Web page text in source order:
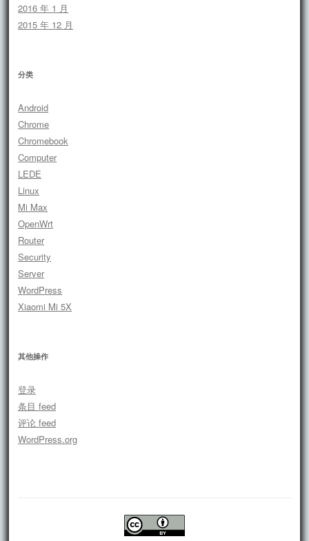
2016 年 1 月
2015 年 12 月
分类
Android
Chrome
Chromebook
Computer
LEDE
Linux
Mi Max
OpenWrt
Router
Security
Server
WordPress
Xiaomi Mi 5X
其他操作
登录
条目 feed
评论 feed
WordPress.org